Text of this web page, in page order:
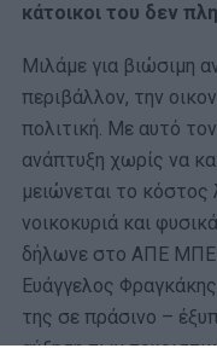
κάτοικοι του δεν
Μιλάμε για βιώσιμη
περιβάλλον, την
πολιτική. Με αυτό
ανάπτυξη χωρίς να
μειώνεται το κόστος
νοικοκυριά και
δήλωνε στο ΑΠΕ ΜΠΕ
Ευάγγελος
της σε πράσινο –
αύξηση των